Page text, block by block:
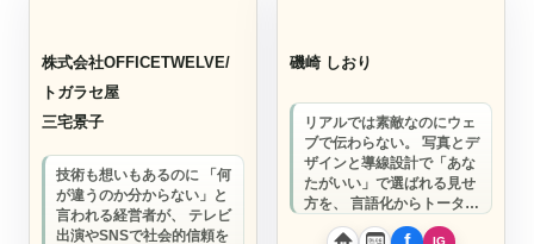
株式会社OFFICETWELVE/
トガラセ屋
三宅景子
技術も想いもあるのに 「何
が違うのか分からない」と
言われる経営者が、 テレビ
出演やSNSで社会的信頼を
磯崎 しおり
リアルでは素敵なのにウェ
ブで伝わらない。 写真とデ
ザインと導線設計で「あな
たがいい」で選ばれる見せ
方を、 言語化からトータル
で整えます。